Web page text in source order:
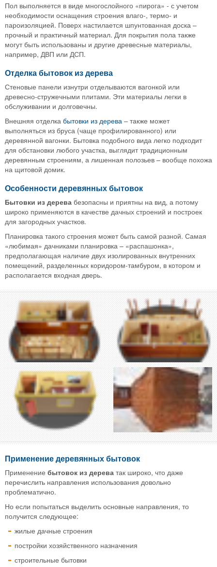
Пол выполняется в виде многослойного «пирога» - с учетом
необходимости оснащения строения влаго-, термо- и
пароизоляцией. Поверх настилается шпунтованная доска –
прочный и практичный материал. Для покрытия пола также
могут быть использованы и другие древесные материалы,
например, ДВП или ДСП.
Отделка бытовок из дерева
Стеновые панели изнутри отделываются вагонкой или
древесно-стружечными плитами. Эти материалы легки в
обслуживании и долговечны.
Внешняя отделка бытовки из дерева – также может
выполняться из бруса (чаще профилированного) или
деревянной вагонки. Бытовка подобного вида легко подходит
для обстановки любого участка, выглядит традиционным
деревянным строениям, а лишенная полозьев – вообще похожа
на щитовой домик.
Особенности деревянных бытовок
Бытовки из дерева безопасны и приятны на вид, а потому
широко применяются в качестве дачных строений и построек
для загородных участков.
Планировка такого строения может быть самой разной. Самая
«любимая» дачниками планировка – «распашонка»,
предполагающая наличие двух изолированных внутренних
помещений, разделенных коридором-тамбуром, в котором и
располагается входная дверь.
Применение деревянных бытовок
Применение бытовок из дерева так широко, что даже
перечислить направления использования довольно
проблематично.
Но если попытаться выделить основные направления, то
получится следующее:
жилые дачные строения
постройки хозяйственного назначения
строительные бытовки